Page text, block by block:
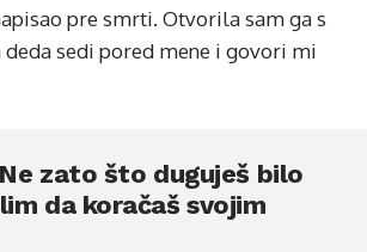
pre smrti. Otvorila sam ga s
sedi pored mene i govori mi
zato što duguješ bilo
da koračaš svojim